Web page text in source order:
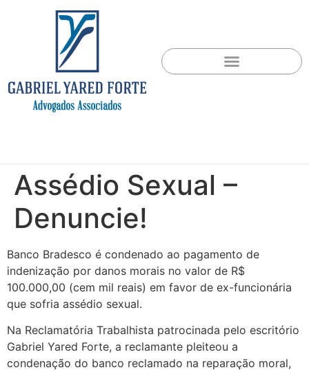
Assédio Sexual –
Denuncie!
Banco Bradesco é condenado ao pagamento de
indenização por danos morais no valor de R$
100.000,00 (cem mil reais) em favor de ex-funcionária
que sofria assédio sexual.
Na Reclamatória Trabalhista patrocinada pelo escritório
Gabriel Yared Forte, a reclamante pleiteou a
condenação do banco reclamado na reparação moral,